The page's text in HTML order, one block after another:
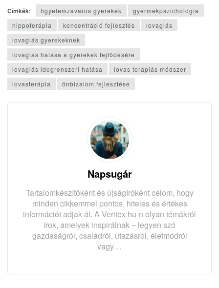
Címkék: figyelemzavaros gyerekek
gyermekpszichológia
hippoterápia
koncentráció fejlesztés
lovaglás
lovaglás gyerekeknek
lovaglás hatása a gyerekek fejlődésére
lovaglás idegrenszeri hatása
lovas terápiás módszer
lovasterápia
önbizalom fejlesztése
Napsugár
Tartalomkészítőként és újságíróként célom, hogy
minden cikkemmel pontos, hiteles és értékes
információt adjak át. A Veritex.hu-n olyan témákról
írok, amelyek inspirálnak – legyen szó
gazdaságról, családról, utazásról, életmódról
vagy…